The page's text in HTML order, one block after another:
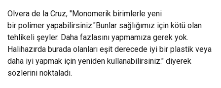
Olvera de la Cruz, "Monomerik birimlerle yeni
bir polimer yapabilirsiniz."Bunlar sağlığımız için kötü olan
tehlikeli şeyler. Daha fazlasını yapmamıza gerek yok.
Halihazırda burada olanları eşit derecede iyi bir plastik veya
daha iyi yapmak için yeniden kullanabilirsiniz." diyerek
sözlerini noktaladı.